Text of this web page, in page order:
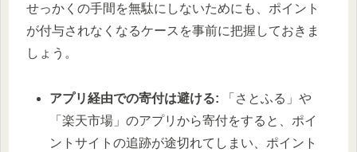
せっかくの手間を無駄にしないためにも、ポイント
が付与されなくなるケースを事前に把握しておきま
しょう。
アプリ経由での寄付は避ける: 「さとふる」や
「楽天市場」のアプリから寄付をすると、ポイ
ントサイトの追跡が途切れてしまい、ポイント